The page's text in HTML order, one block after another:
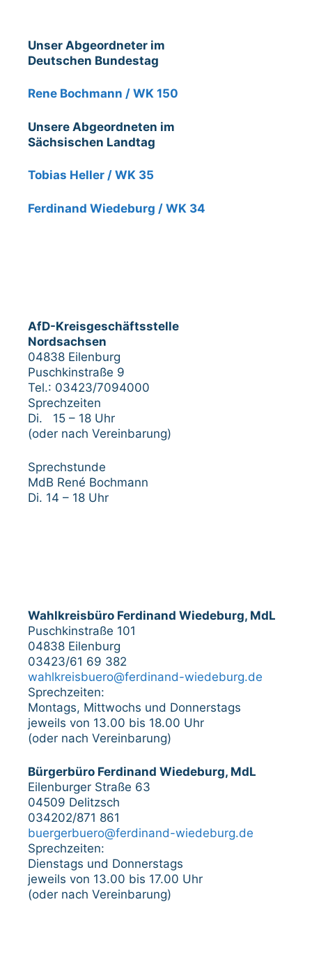
Unser Abgeordneter im
Deutschen Bundestag
Rene Bochmann / WK 150
Unsere Abgeordneten im
Sächsischen Landtag
Tobias Heller / WK 35
Ferdinand Wiedeburg / WK 34
AfD-Kreisgeschäftsstelle
Nordsachsen
04838 Eilenburg
Puschkinstraße 9
Tel.: 03423/7094000
Sprechzeiten
Di. 15 – 18 Uhr
(oder nach Vereinbarung)
Sprechstunde
MdB René Bochmann
Di. 14 – 18 Uhr
Wahlkreisbüro Ferdinand Wiedeburg, MdL
Puschkinstraße 101
04838 Eilenburg
03423/61 69 382
wahlkreisbuero@ferdinand-wiedeburg.de
Sprechzeiten:
Montags, Mittwochs und Donnerstags
jeweils von 13.00 bis 18.00 Uhr
(oder nach Vereinbarung)
Bürgerbüro Ferdinand Wiedeburg, MdL
Eilenburger Straße 63
04509 Delitzsch
034202/871 861
buergerbuero@ferdinand-wiedeburg.de
Sprechzeiten:
Dienstags und Donnerstags
jeweils von 13.00 bis 17.00 Uhr
(oder nach Vereinbarung)